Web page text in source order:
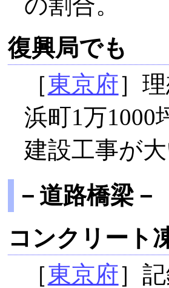
復興局でも
［東京府］
浜町1万1000
建設工事が
－道路橋梁－
コンクリート
［東京府］